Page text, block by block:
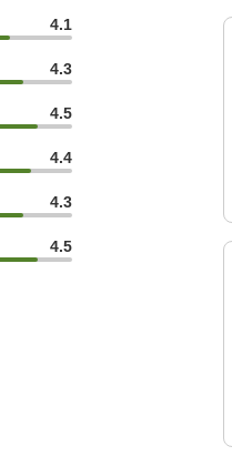
4.1
4.3
4.5
4.4
4.3
4.5